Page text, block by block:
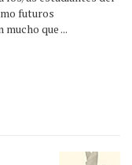
futuros
que ...